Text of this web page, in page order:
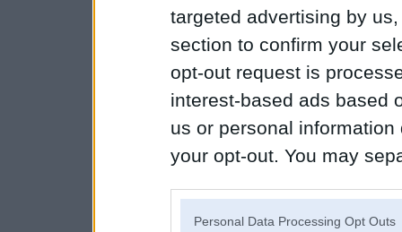
targeted advertising by
section to confirm your
opt-out request is
interest-based ads based
us or personal
your opt-out. You may
Personal Data Processing Opt Outs